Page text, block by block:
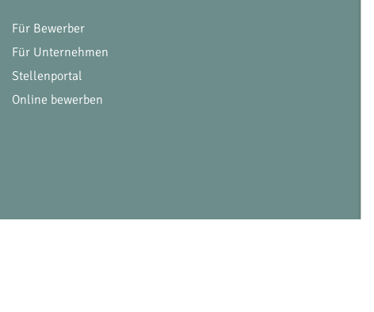
Für Bewerber
Für Unternehmen
Stellenportal
Online bewerben